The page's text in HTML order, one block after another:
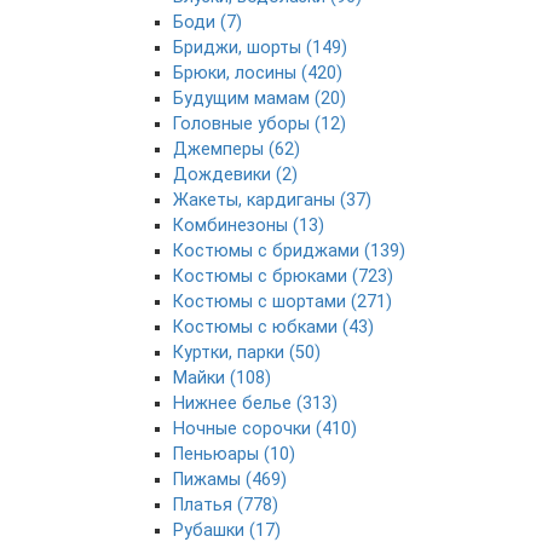
Боди (7)
Бриджи, шорты (149)
Брюки, лосины (420)
Будущим мамам (20)
Головные уборы (12)
Джемперы (62)
Дождевики (2)
Жакеты, кардиганы (37)
Комбинезоны (13)
Костюмы с бриджами (139)
Костюмы с брюками (723)
Костюмы с шортами (271)
Костюмы с юбками (43)
Куртки, парки (50)
Майки (108)
Нижнее белье (313)
Ночные сорочки (410)
Пеньюары (10)
Пижамы (469)
Платья (778)
Рубашки (17)